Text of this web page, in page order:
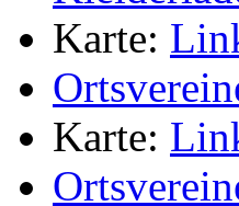
Karte:
Karte: